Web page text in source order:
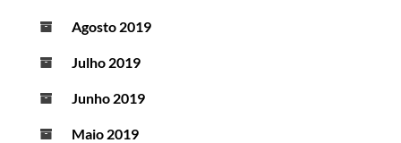
Agosto 2019
Julho 2019
Junho 2019
Maio 2019